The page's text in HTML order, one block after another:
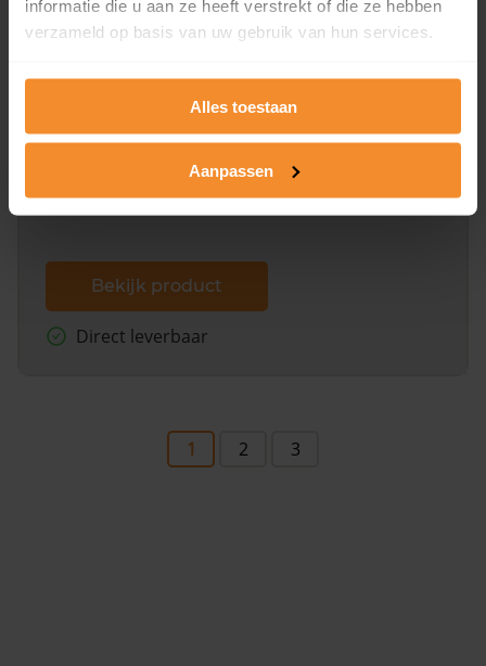
informatie die u aan ze heeft verstrekt of die ze hebben
verzameld op basis van uw gebruik van hun services.
Alles toestaan
Aanpassen
Een uitgebreid overzicht van het perceel en
dit inclusief de luchtfoto!
Bekijk product
Direct leverbaar
1 2 3